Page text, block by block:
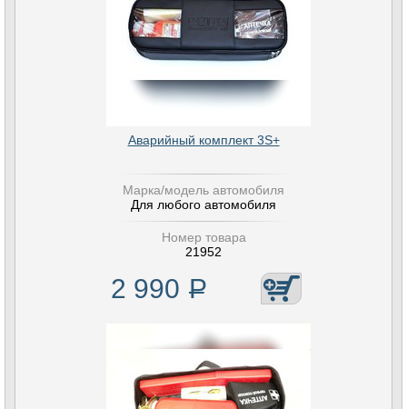
Аварийный комплект 3S+
Марка/модель автомобиля
Для любого автомобиля
Номер товара
21952
2 990 Р